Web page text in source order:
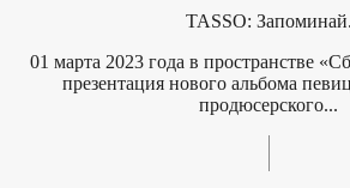
TASSO: Запоминай.
01 марта 2023 года в пространстве
презентация нового альбома
продюсерского...